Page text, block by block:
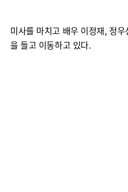
미사를 마치고 배우 이정재, 정
을 들고 이동하고 있다.